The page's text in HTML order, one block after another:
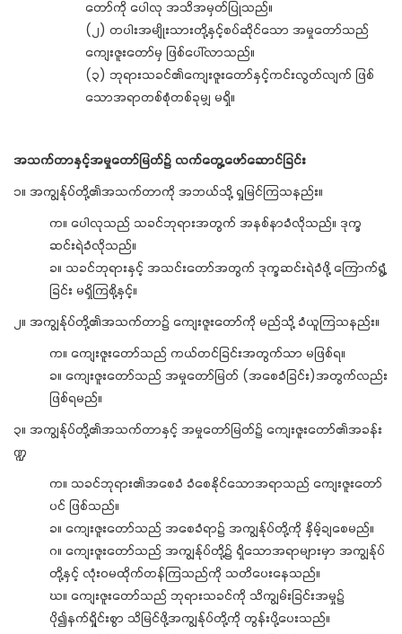
တော်ကို ပေါလု အသိအမှတ်ပြုသည်။
(၂) တပါးအမျိုးသားတို့နှင့်စပ်ဆိုင်သော အမှုတော်သည်
ကျေးဇူးတော်မှ ဖြစ်ပေါ်လာသည်။
(၃) ဘုရားသခင်၏ကျေးဇူးတော်နှင့်ကင်းလွတ်လျက် ဖြစ်
သောအရာတစ်စုံတစ်ခုမျှ မရှိ။
အသက်တာနှင့်အမှုတော်မြတ်၌ လက်တွေ့ဖော်ဆောင်ခြင်း
၁။ အကျွန်ုပ်တို့၏အသက်တာကို အဘယ်သို့ ရှုမြင်ကြသနည်း။
က။ ပေါလုသည် သခင်ဘုရားအတွက် အနစ်နာခံလိုသည်။ ဒုက္ခ
ဆင်းရဲခံလိုသည်။
ခ။ သခင်ဘုရားနှင့် အသင်းတော်အတွက် ဒုက္ခဆင်းရဲခံဖို့ ကြောက်ရွံ့
ခြင်း မရှိကြစို့နှင့်။
၂။ အကျွန်ုပ်တို့၏အသက်တာ၌ ကျေးဇူးတော်ကို မည်သို့ ခံယူကြသနည်း။
က။ ကျေးဇူးတော်သည် ကယ်တင်ခြင်းအတွက်သာ မဖြစ်ရ။
ခ။ ကျေးဇူးတော်သည် အမှုတော်မြတ် (အစေခံခြင်း)အတွက်လည်း
ဖြစ်ရမည်။
၃။ အကျွန်ုပ်တို့၏အသက်တာနှင့် အမှုတော်မြတ်၌ ကျေးဇူးတော်၏အခန်း
ဏ္ဍ
က။ သခင်ဘုရား၏အစေခံ ခံစေနိုင်သောအရာသည် ကျေးဇူးတော်
ပင် ဖြစ်သည်။
ခ။ ကျေးဇူးတော်သည် အစေခံရာ၌ အကျွန်ုပ်တို့ကို နှိမ့်ချစေမည်။
ဂ။ ကျေးဇူးတော်သည် အကျွန်ုပ်တို့၌ ရှိသောအရာများမှာ အကျွန်ုပ်
တို့နှင့် လုံး၀မထိုက်တန်ကြသည်ကို သတိပေးနေသည်။
ဃ။ ကျေးဇူးတော်သည် ဘုရားသခင်ကို သိကျွမ်းခြင်းအမှု၌
ပို၍နက်ရှိုင်းစွာ သိမြင်ဖို့အကျွန်ုပ်တို့ကို တွန်းပို့ပေးသည်။